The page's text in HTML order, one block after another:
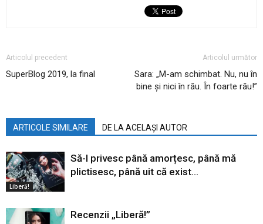
Articolul precedent
SuperBlog 2019, la final
Articolul următor
Sara: „M-am schimbat. Nu, nu în
bine și nici în rău. În foarte rău!”
ARTICOLE SIMILARE DE LA ACELAȘI AUTOR
Liberă!
Să-l privesc până amorțesc, până mă
plictisesc, până uit că exist…
Recenzii „Liberă!”